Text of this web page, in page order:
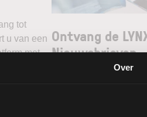
Over
tot
u van een
met
oog op
een
Ontvang de
Nieuwsbrieven
Selecteer uw